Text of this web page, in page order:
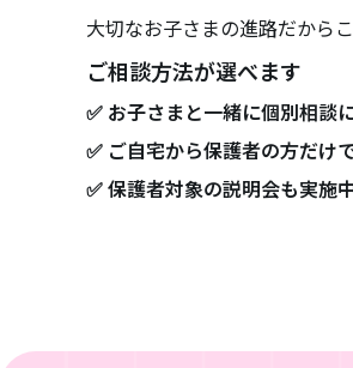
大切なお子さまの進路だから
ご相談方法が選べます
✅ お子さまと一緒に個別相談
✅ ご自宅から保護者の方だけ
✅ 保護者対象の説明会も実施